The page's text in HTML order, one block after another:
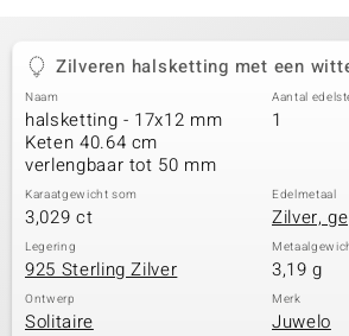
Zilveren halsketting met een
Naam
halsketting - 17x12 mm
Keten 40.64 cm
verlengbaar tot 50 mm
Aantal
1
Karaatgewicht som
3,029 ct
Edelmetaal
Zilver,
Legering
925 Sterling Zilver 3,19 g
Ontwerp
Solitaire
Merk
Juwelo